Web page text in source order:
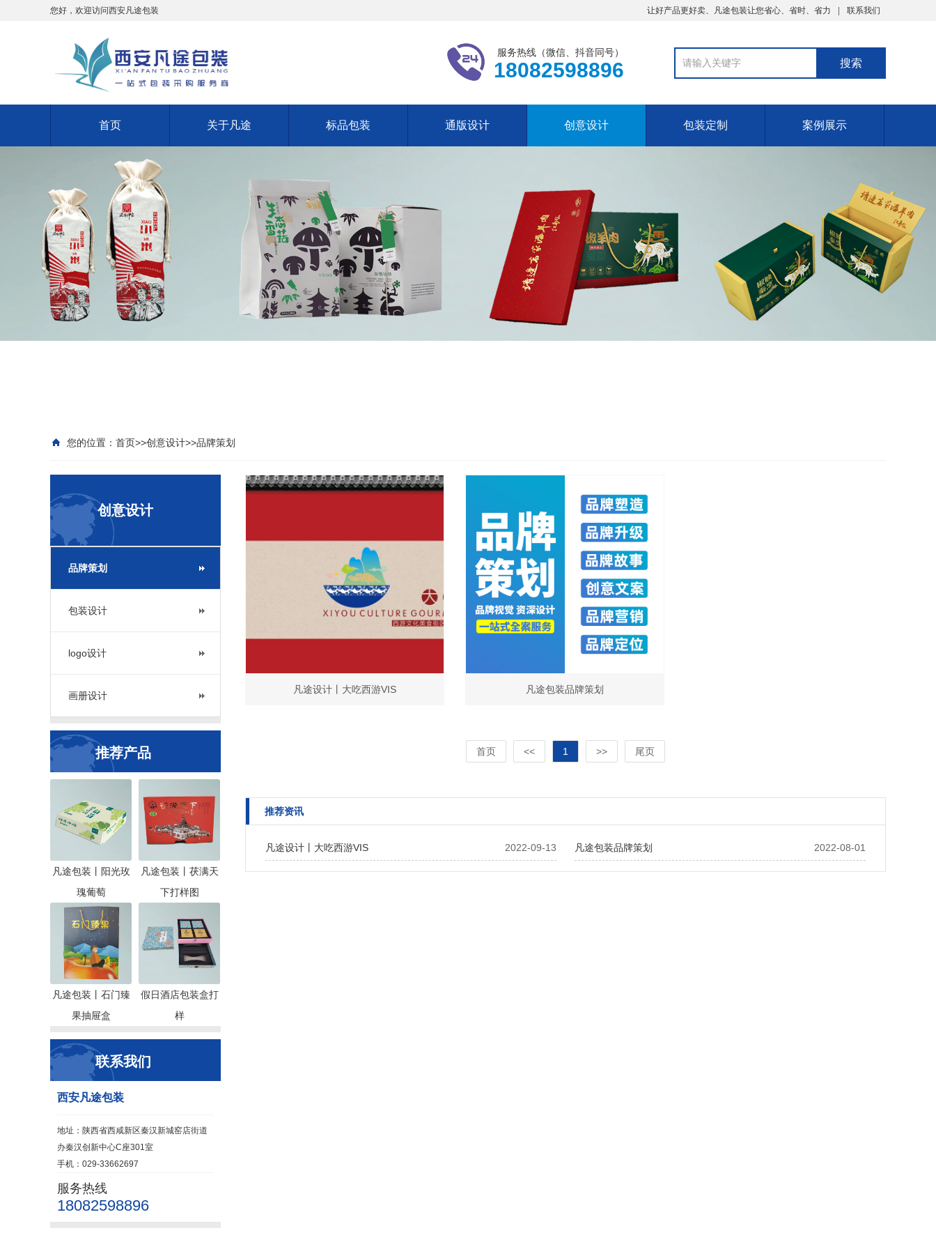
您好，欢迎访问西安凡途包装 让好产品更好卖、凡途包装让您省心、省时、省力 联系我们
服务热线（微信、抖音同号）
18082598896
首页 关于凡途 标品包装 通版设计 创意设计 包装定制 案例展示
您的位置： 首页>>创意设计>>品牌策划
创意设计
品牌策划
包装设计
logo设计
画册设计
推荐产品
凡途包装丨阳光玫
瑰葡萄
凡途包装丨茯满天
下打样图
凡途包装丨石门臻
果抽屉盒
假日酒店包装盒打
样
联系我们
西安凡途包装
地址：陕西省西咸新区秦汉新城窑店街道
办秦汉创新中心C座301室
手机：029-33662697
服务热线
18082598896
凡途设计丨大吃西游VIS 凡途包装品牌策划
首页 << 1 >> 尾页
推荐资讯
2022-09-13
凡途设计丨大吃西游VIS 2022-08-01
凡途包装品牌策划